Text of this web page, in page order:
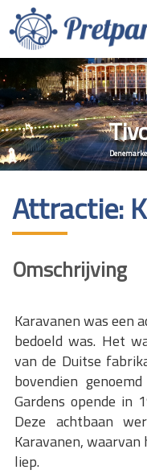
Attractie:
Omschrijving
Karavanen was een
bedoeld was. Het
van de Duitse
bovendien
Gardens opende in
Deze achtbaan
Karavanen,
liep.